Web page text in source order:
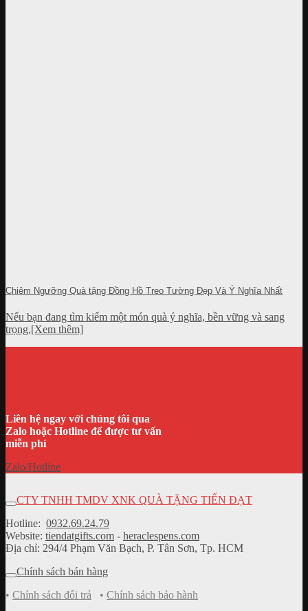
Chiêm Ngưỡng Quà tặng Đồng Hồ Treo Tường Đẹp Và Ý Nghĩa Nhất
Nếu bạn đang tìm kiếm một món quà ý nghĩa, bền vững và sang
trọng,[Xem thêm]
Liên hệ ngay với chúng tôi qua
Zalo hoặc Hotline để được tư vấn
miễn phí
Zalo/Hotline
CTY TNHH TMDV XNK QUÀ TẶNG TIẾN ĐẠT
Hotline: 0932.69.24.79
Website: tiendatgifts.com - heraclespens.com
Địa chỉ: 294/4 Phạm Văn Bạch, P. Tân Sơn, Tp. HCM
Chính sách bán hàng
• Chính sách đổi trả • Chính sách bảo hành